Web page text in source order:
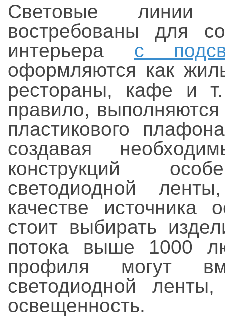
Световые линии
востребованы для
интерьера с
оформляются как
рестораны, кафе и
правило,
пластикового
создавая
конструкций
светодиодной
качестве источника
стоит выбирать
потока выше 1000
профиля могут
светодиодной
освещенность.